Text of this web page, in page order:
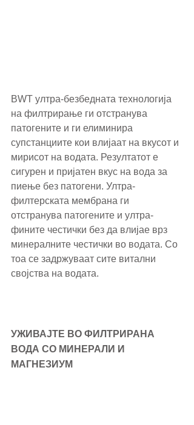
BWT ултра-безбедната технологија
на филтрирање ги отстранува
патогените и ги елиминира
супстанциите кои влијаат на вкусот и
мирисот на водата. Резултатот е
сигурен и пријатен вкус на вода за
пиење без патогени. Ултра-
филтерската мембрана ги
отстранува патогените и ултра-
фините честички без да влијае врз
минералните честички во водата. Со
тоа се задржуваат сите витални
својства на водата.
УЖИВАЈТЕ ВО ФИЛТРИРАНА
ВОДА СО МИНЕРАЛИ И
МАГНЕЗИУМ